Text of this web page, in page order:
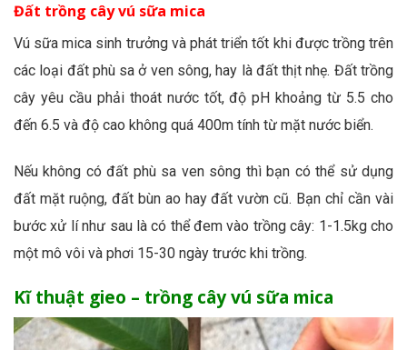
Đất trồng cây vú sữa mica
Vú sữa mica sinh trưởng và phát triển tốt khi được trồng trên
các loại đất phù sa ở ven sông, hay là đất thịt nhẹ. Đất trồng
cây yêu cầu phải thoát nước tốt, độ pH khoảng từ 5.5 cho
đến 6.5 và độ cao không quá 400m tính từ mặt nước biển.
Nếu không có đất phù sa ven sông thì bạn có thể sử dụng
đất mặt ruộng, đất bùn ao hay đất vườn cũ. Bạn chỉ cần vài
bước xử lí như sau là có thể đem vào trồng cây: 1-1.5kg cho
một mô vôi và phơi 15-30 ngày trước khi trồng.
Kĩ thuật gieo – trồng cây vú sữa mica